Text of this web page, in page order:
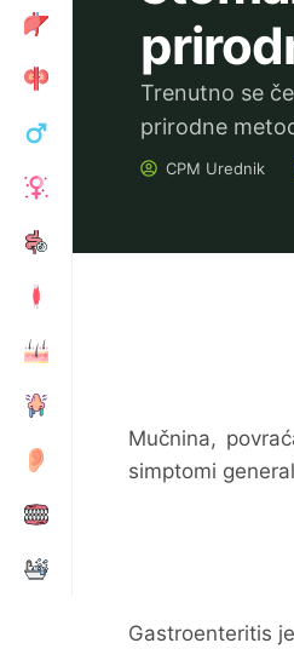
Trenutno se
prirodne
CPM Urednik
Mučnina,
simptomi
Gastroenteritis